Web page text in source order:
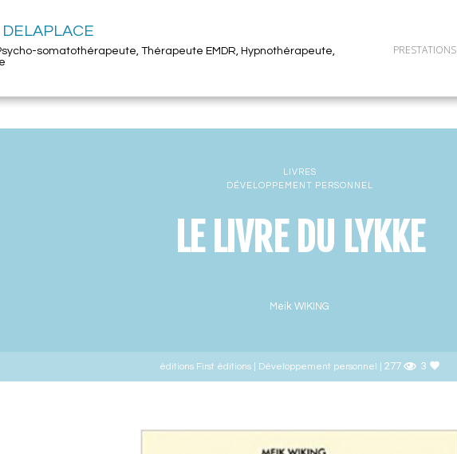
somatothérapeute, Thérapeute EMDR, Hypnothérapeute,
PRESTATIONS
LIVRES
DÉVELOPPEMENT PERSONNEL
LE LIVRE DU LYKKE
Meik WIKING
éditions First éditions | Développement personnel | 277 3